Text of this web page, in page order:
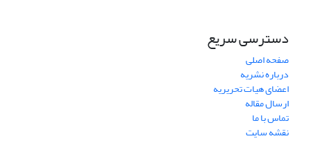
دسترسی سریع
صفحه اصلی
درباره نشریه
اعضای هیات تحریریه
ارسال مقاله
تماس با ما
نقشه سایت